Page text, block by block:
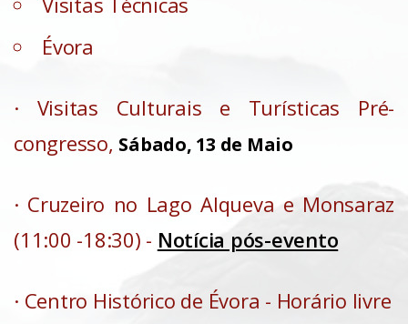
Évora
· Visitas Culturais e Turísticas Pré-
congresso, Sábado, 13 de Maio
· Cruzeiro no Lago Alqueva e Monsaraz
(11:00 -18:30) - Notícia pós-evento
· Centro Histórico de Évora - Horário livre